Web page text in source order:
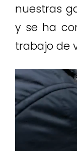
nuestras
y se ha
trabajo de